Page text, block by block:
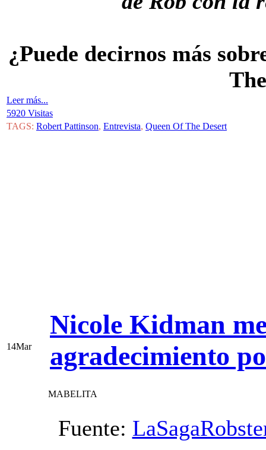
¿Puede decirnos más
Leer más...
5920 Visitas
TAGS: Robert Pattinson, Entrevista, Queen Of The Desert
14Mar
Nicole Kidman
agradecimiento
MABELITA
Fuente: